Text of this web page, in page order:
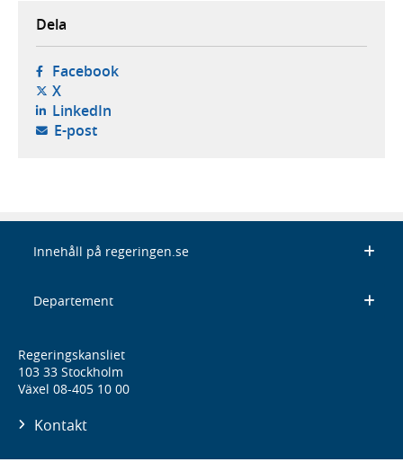
Dela
Facebook- öppnas i ny flik, extern webbplats,
X- öppnas i ny flik, extern webbplats,
LinkedIn- öppnas i ny flik, extern webbplats,
E-post- öppnar din e-postklient,
Innehåll på regeringen.se
Departement
Regeringskansliet
103 33 Stockholm
Växel 08-405 10 00
Kontakt